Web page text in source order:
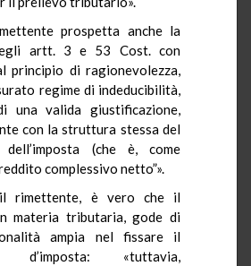
prospetta anche la
artt. 3 e 53 Cost. con
principio di ragionevolezza,
regime di indeducibilità,
una valida giustificazione,
con la struttura stessa del
dell’imposta (che è, come
complessivo netto”».
il rimettente, è vero che il
materia tributaria, gode di
ampia nel fissare il
d’imposta: «tuttavia,